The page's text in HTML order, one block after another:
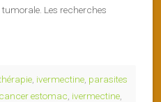
Les recherches
ivermectine parasites
cancer estomac ivermectine